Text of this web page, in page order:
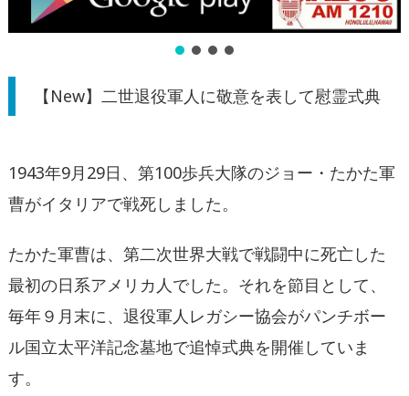
【New】二世退役軍人に敬意を表して慰霊式典
1943年9月 29日、第100歩兵大隊のジョー・たかた軍
曹がイタリアで戦死しました。
たかた軍曹は、第二次世界大戦で戦闘中に死亡した
最初の日系アメリカ人でした。 それを節目として、
毎年９月末に、退役軍人レガシー協会がパンチボー
ル国立太平洋記念墓地で追悼式典を開催していま
す。